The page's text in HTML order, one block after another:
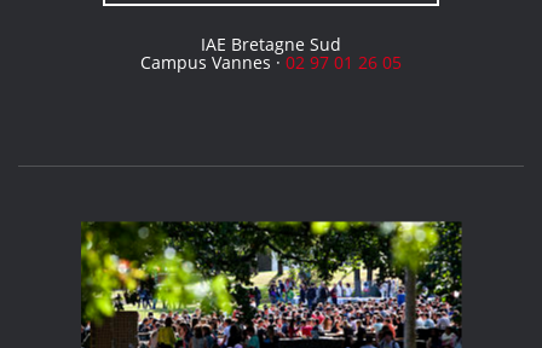
IAE Bretagne Sud
Campus Vannes ·02 97 01 26 05